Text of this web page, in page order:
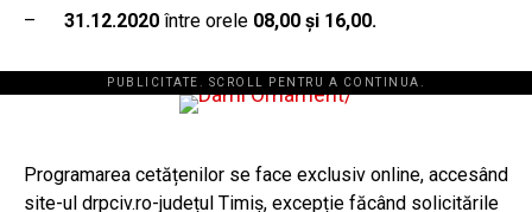
– 31.12.2020 între orele 08,00 și 16,00.
PUBLICITATE. SCROLL PENTRU A CONTINUA.
Programarea cetățenilor se face exclusiv online, accesând
site-ul drpciv.ro-județul Timiș, excepție făcând solicitările